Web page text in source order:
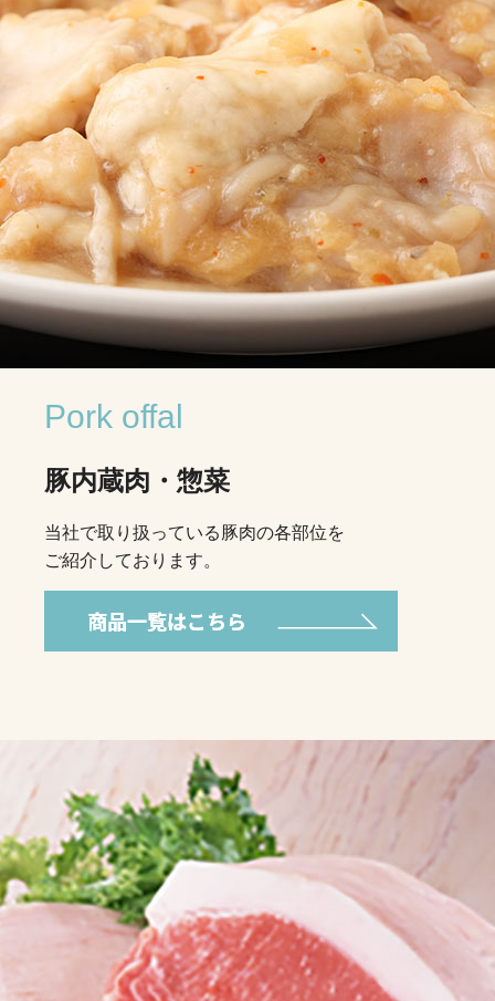
Pork offal
豚内蔵肉・惣菜
当社で取り扱っている豚肉の各部位を
ご紹介しております。